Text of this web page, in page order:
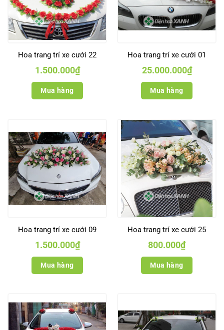
Hoa trang trí xe cưới 22
1.500.000₫
Mua hàng
Hoa trang trí xe cưới 01
25.000.000₫
Mua hàng
Hoa trang trí xe cưới 09
1.500.000₫
Mua hàng
Hoa trang trí xe cưới 25
800.000₫
Mua hàng